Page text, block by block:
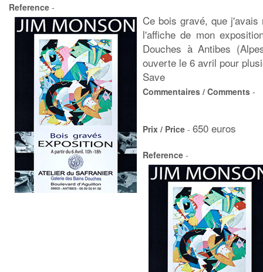
Reference -
Ce bois gravé, que
l'affiche de mon
Douches à Antibes
ouverte le 6 avril pour
Save
Commentaires / Comments -
Prix / Price - 650 euros
Reference -